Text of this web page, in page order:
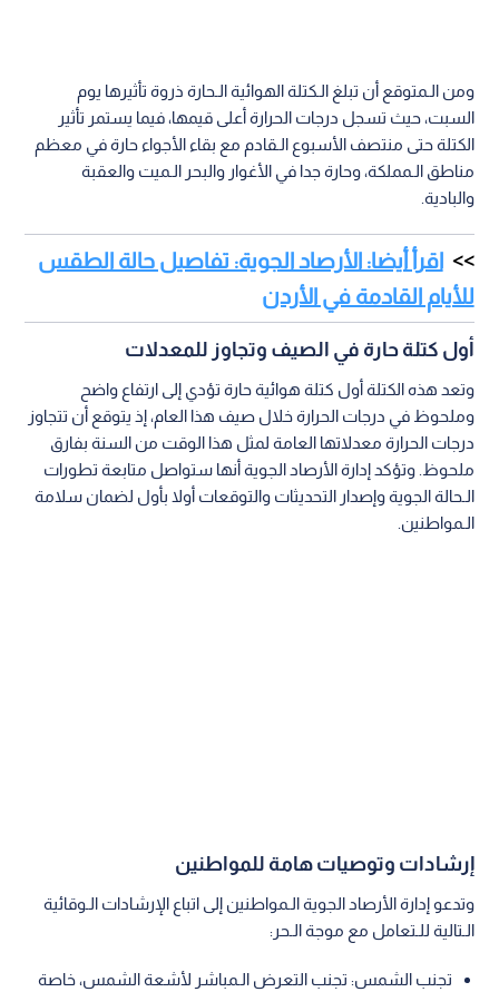
ومن الـمتوقع أن تبلغ الـكتلة الهوائية الـحارة ذروة تأثيرها يوم
السبت، حيث تسجل درجات الحرارة أعلى قيمها، فيما يستمر تأثير
الكتلة حتى منتصف الأسبوع الـقادم مع بقاء الأجواء حارة في معظم
مناطق الـمملكة، وحارة جدا في الأغوار والبحر الـميت والعقبة
والبادية.
اقرأ أيضا: الأرصاد الجوية: تفاصيل حالة الطقس
للأيام القادمة في الأردن
أول كتلة حارة في الصيف وتجاوز للمعدلات
وتعد هذه الكتلة أول كتلة هوائية حارة تؤدي إلى ارتفاع واضح
وملحوظ في درجات الحرارة خلال صيف هذا العام، إذ يتوقع أن تتجاوز
درجات الحرارة معدلاتها العامة لمثل هذا الوقت من السنة بفارق
ملحوظ. وتؤكد إدارة الأرصاد الجوية أنها ستواصل متابعة تطورات
الـحالة الجوية وإصدار التحديثات والتوقعات أولا بأول لضمان سلامة
الـمواطنين.
إرشادات وتوصيات هامة للمواطنين
وتدعو إدارة الأرصاد الجوية الـمواطنين إلى اتباع الإرشادات الـوقائية
الـتالية للـتعامل مع موجة الـحر:
تجنب الشمس: تجنب التعرض الـمباشر لأشعة الشمس، خاصة